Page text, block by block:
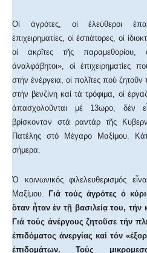
Οἱ ἀγρότες, οἱ ἐλεύθεροι
ἐπιχειρηματίες, οἱ ἑστιάτορες, οἱ
οἱ ἀκρῖτες τῆς παραμεθορίου,
ἀναλφάβητοι», οἱ ἐπιχειρηματίες
στήν ἐνέργεια, οἱ πολῖτες πού
στήν βενζίνη καί τά τρόφιμα, οἱ
ἀπασχολοῦνται μέ 13ωρο, δέν
βρίσκονταν στά ραντάρ τῆς
Πατέλης στό Μέγαρο Μαξίμου.
σήμερα.
Ὁ κοινωνικός φιλελευθερισμός
Μαξίμου.
Γιά τούς ἀγρότες ὁ
ὅταν ἦταν ἐν τῇ βασιλείᾳ του,
Γιά τούς ἀνέργους ζητοῦσε τήν
ἐπιδόματος ἀνεργίας καί τόν
ἐπιδομάτων. Τούς